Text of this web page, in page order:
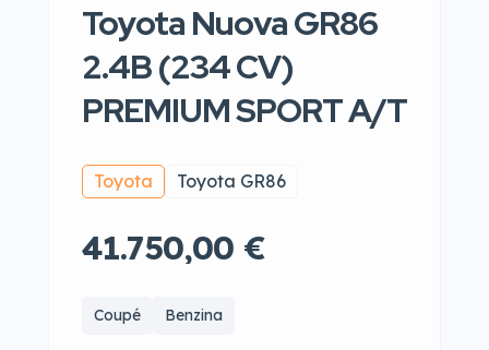
Toyota Nuova GR86
2.4B (234 CV)
PREMIUM SPORT A/T
Toyota Toyota GR86
41.750,00 €
Coupé Benzina